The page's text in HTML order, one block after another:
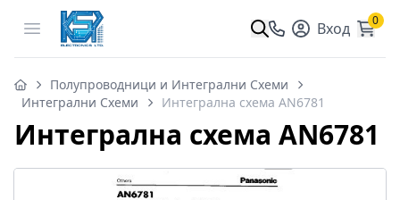
Open menu Вход 0
Полупроводници и Интегрални Схеми
Интегрални Схеми
Интегрална схема AN6781
Интегрална схема AN6781